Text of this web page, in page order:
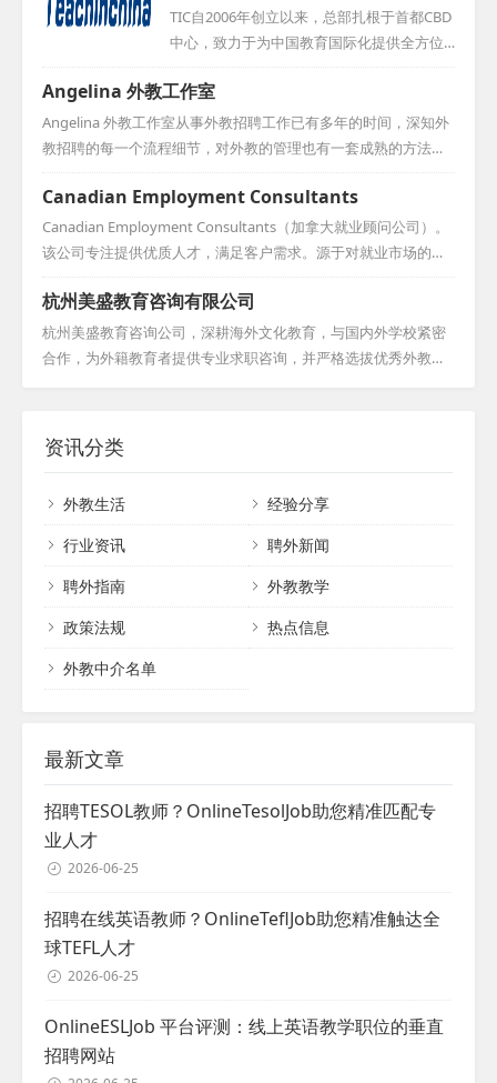
合作伙伴，共绘教育新篇。...些教育机构注入了新的活力，助力提升教学
质量，深受广大学校和家长的信赖与好评。...
TIC自2006年创立以来，总部扎根于首都CBD
中心，致力于为中国教育国际化提供全方位
解决方案。其外教事业部依托丰富的海外教
育资源，直接从海外高校与教师培训基地引
进高水平外籍教师。我们为全国各地院校机
构提供外籍教师的长短期招聘、管理、培
训、证件办理及工作政策指导等一站式服
务，助力提升语言教学质量，促进对外交
流，满足教育国际化的人才需求。此外，我
们还为希望来华从教的外籍人士搭建职业发
展平台，共同推动教育的国际交流与发展。...
Angelina 外教工作室
Angelina 外教工作室从事外教招聘工作已有多年的时间，深知外
教招聘的每一个流程细节，对外教的管理也有一套成熟的方法。
同时，还对签证政策了如指掌，熟悉签证办理的各种手续。凭借
多年的经验和人脉积累，拥有长期稳定的优质外教资源，并能提
供专业的外教推荐服务。始终秉持诚信为本的原则，期待与您携
手合作，共同为教育事业贡献力量，实现互利共赢的美好愿
景。...
Canadian Employment Consultants
Canadian Employment Consultants（加拿大就业顾问公司）。
该公司专注提供优质人才，满足客户需求。源于对就业市场的深
入改革，CEC坚守诚信，为雇主输送高素质员工，助力企业高效
发展。在师资选拔上，其团队经验丰富，从专业机构招募人才。
通过严格评估、模拟面试及审核，确保候选人充分准备，为客户
提供最优质选择。申请人需经一对一面试咨询及背景调查，全面
杭州美盛教育咨询有限公司
杭州美盛教育咨询公司，深耕海外文化教育，与国内外学校紧密
合作，为外籍教育者提供专业求职咨询，并严格选拔优秀外教。
全外教培训班，为学员提供个性化学习方案和辅导，涵盖多语
种，满足各行业需求。我们致力于提升员工外语表达和跨文化沟
鉴。...
资讯分类
外教生活
经验分享
行业资讯
聘外新闻
聘外指南
外教教学
政策法规
热点信息
外教中介名单
最新文章
招聘TESOL教师？OnlineTesolJob助您精准匹配专
业人才
2026-06-25
招聘在线英语教师？OnlineTeflJob助您精准触达全
球TEFL人才
2026-06-25
OnlineESLJob 平台评测：线上英语教学职位的垂直
招聘网站